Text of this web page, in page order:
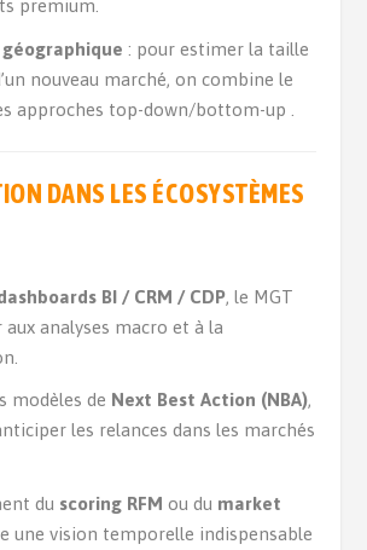
premium.
: pour estimer la taille
nouveau marché, on combine le
approches top-down/bottom-up .
DANS LES ÉCOSYSTÈMES
BI / CRM / CDP, le MGT
analyses macro et à la
modèles de Next Best Action (NBA),
les relances dans les marchés
du scoring RFM ou du market
une vision temporelle indispensable